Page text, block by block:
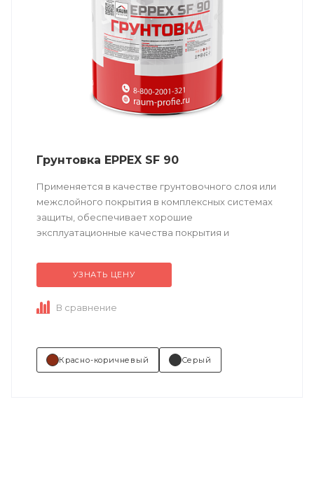
Грунтовка EPPEX SF 90
Применяется в качестве грунтовочного слоя или
межслойного покрытия в комплексных системах
защиты, обеспечивает хорошие
эксплуатационные качества покрытия и
Техническое описание ...
УЗНАТЬ ЦЕНУ
В сравнение
Красно-коричневый Серый